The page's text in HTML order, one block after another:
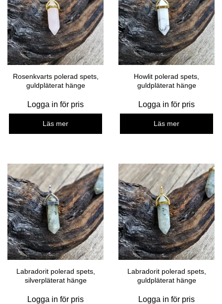
Rosenkvarts polerad spets,
guldpläterat hänge
Logga in för pris
Läs mer
Howlit polerad spets,
guldpläterat hänge
Logga in för pris
Läs mer
Labradorit polerad spets,
silverpläterat hänge
Logga in för pris
Labradorit polerad spets,
guldpläterat hänge
Logga in för pris